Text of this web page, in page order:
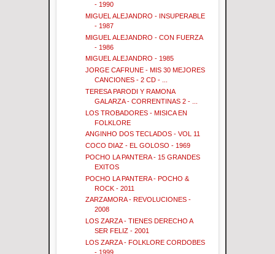
- 1990
MIGUEL ALEJANDRO - INSUPERABLE
- 1987
MIGUEL ALEJANDRO - CON FUERZA
- 1986
MIGUEL ALEJANDRO - 1985
JORGE CAFRUNE - MIS 30 MEJORES
CANCIONES - 2 CD - ...
TERESA PARODI Y RAMONA
GALARZA - CORRENTINAS 2 - ...
LOS TROBADORES - MISICA EN
FOLKLORE
ANGINHO DOS TECLADOS - VOL 11
COCO DIAZ - EL GOLOSO - 1969
POCHO LA PANTERA - 15 GRANDES
EXITOS
POCHO LA PANTERA - POCHO &
ROCK - 2011
ZARZAMORA - REVOLUCIONES -
2008
LOS ZARZA - TIENES DERECHO A
SER FELIZ - 2001
LOS ZARZA - FOLKLORE CORDOBES
- 1999